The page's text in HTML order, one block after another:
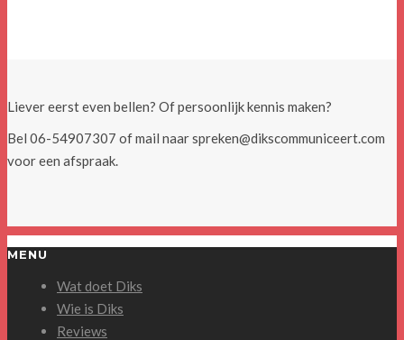
Liever eerst even bellen? Of persoonlijk kennis maken?
Bel 06-54907307 of mail naar spreken@dikscommuniceert.com
voor een afspraak.
MENU
Wat doet Diks
Wie is Diks
Reviews